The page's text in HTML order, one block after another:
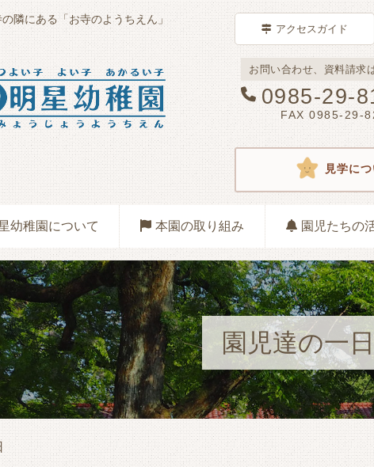
隣にある「お寺のようちえん」
アクセスガイド
お問い合わせ、資料請求
0985-29-
FAX 0985-29-
見学に
幼稚園について 本園の取り組み 園児たちの
園児達の一日